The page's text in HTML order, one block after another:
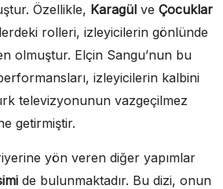
Özellikle, Karagül ve Çocuklar
rolleri, izleyicilerin gönlünde
olmuştur. Elçin Sangu’nun bu
izleyicilerin kalbini
televizyonunun vazgeçilmez
getirmiştir.
yön veren diğer yapımlar
de bulunmaktadır. Bu dizi, onun